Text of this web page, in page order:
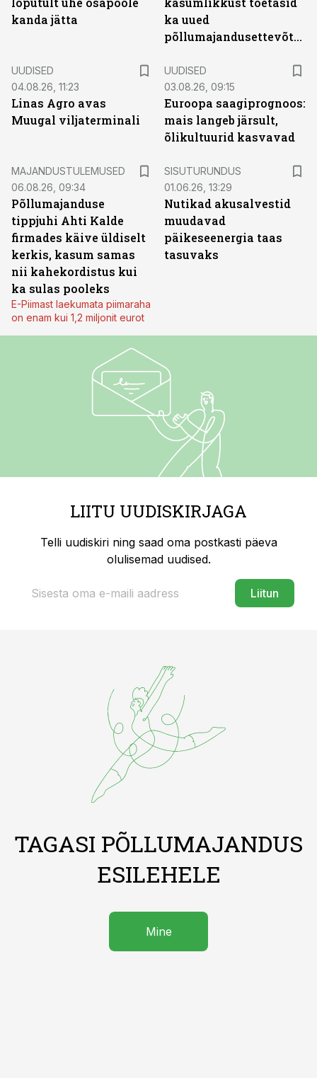
kanda jätta
ka uued
põllumajandusettevõtted
UUDISED
04.08.26, 11:23
Linas Agro avas
Muugal viljaterminali
UUDISED
03.08.26, 09:15
Euroopa saagiprognoos:
mais langeb järsult,
õlikultuurid kasvavad
MAJANDUSTULEMUSED
06.08.26, 09:34
Põllumajanduse
tippjuhi Ahti Kalde
firmades käive üldiselt
kerkis, kasum samas
nii kahekordistus kui
ka sulas pooleks
E-Piimast laekumata piimaraha
on enam kui 1,2 miljonit eurot
SISUTURUNDUS
01.06.26, 13:29
Nutikad akusalvestid
muudavad
päikeseenergia taas
tasuvaks
LIITU UUDISKIRJAGA
Telli uudiskiri ning saad oma postkasti päeva
olulisemad uudised.
Liitun
TAGASI PÕLLUMAJANDUS
ESILEHELE
Mine